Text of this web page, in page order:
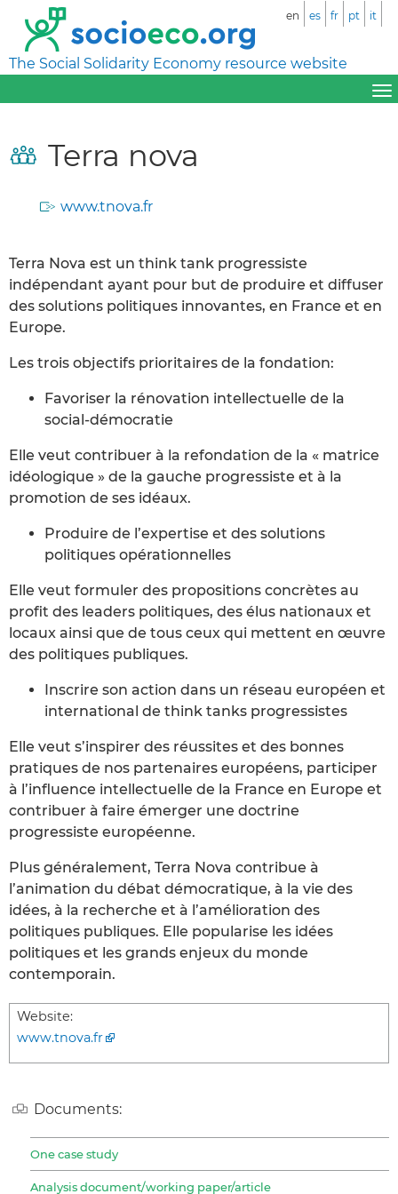
The Social Solidarity Economy resource website
en es fr pt it
Terra nova
www.tnova.fr
Terra Nova est un think tank progressiste
indépendant ayant pour but de produire et diffuser
des solutions politiques innovantes, en France et en
Europe.
Les trois objectifs prioritaires de la fondation:
Favoriser la rénovation intellectuelle de la
social-démocratie
Elle veut contribuer à la refondation de la « matrice
idéologique » de la gauche progressiste et à la
promotion de ses idéaux.
Produire de l’expertise et des solutions
politiques opérationnelles
Elle veut formuler des propositions concrètes au
profit des leaders politiques, des élus nationaux et
locaux ainsi que de tous ceux qui mettent en œuvre
des politiques publiques.
Inscrire son action dans un réseau européen et
international de think tanks progressistes
Elle veut s’inspirer des réussites et des bonnes
pratiques de nos partenaires européens, participer
à l’influence intellectuelle de la France en Europe et
contribuer à faire émerger une doctrine
progressiste européenne.
Plus généralement, Terra Nova contribue à
l’animation du débat démocratique, à la vie des
idées, à la recherche et à l’amélioration des
politiques publiques. Elle popularise les idées
politiques et les grands enjeux du monde
contemporain.
Website:
www.tnova.fr
Documents:
One case study
Analysis document/working paper/article